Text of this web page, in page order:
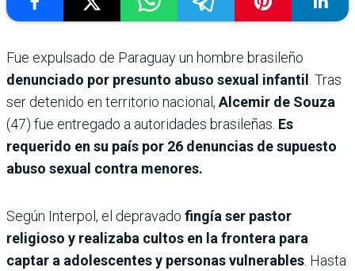
Fue expulsado de Paraguay un hombre brasileño
denunciado por presunto abuso sexual infantil . Tras
ser detenido en territorio nacional, Alcemir de Souza
(47) fue entregado a autoridades brasileñas. Es
requerido en su país por 26 denuncias de supuesto
abuso sexual contra menores.
Según Interpol, el depravado fingía ser pastor
religioso y realizaba cultos en la frontera para
captar a adolescentes y personas vulnerables. Hasta